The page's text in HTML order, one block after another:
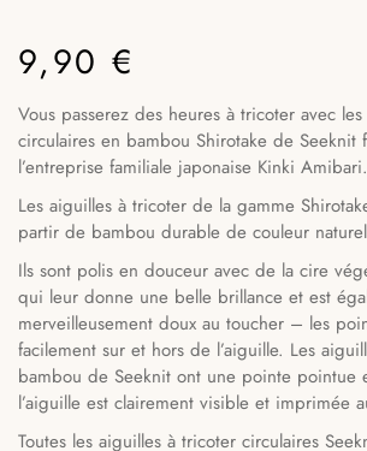
9,90 €
Vous passerez des heures à tricoter avec
circulaires en bambou Shirotake de Seeknit
l’entreprise familiale japonaise Kinki Amibari.
Les aiguilles à tricoter de la gamme
partir de bambou durable de couleur
Ils sont polis en douceur avec de la cire
qui leur donne une belle brillance et est
merveilleusement doux au toucher – les
facilement sur et hors de l’aiguille. Les
bambou de Seeknit ont une pointe pointue
l’aiguille est clairement visible et imprimée
Toutes les aiguilles à tricoter circulaires